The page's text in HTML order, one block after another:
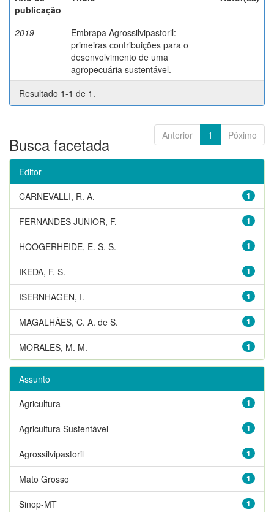
publicação
2019
Embrapa Agrossilvipastoril:
primeiras contribuições para o
desenvolvimento de uma
agropecuária sustentável.
-
Resultado 1-1 de 1.
Anterior 1 Póximo
Busca facetada
Editor
1
CARNEVALLI, R. A.
1
FERNANDES JUNIOR, F.
1
HOOGERHEIDE, E. S. S.
1
IKEDA, F. S.
1
ISERNHAGEN, I.
1
MAGALHÃES, C. A. de S.
1
MORALES, M. M.
Assunto
1
Agricultura
1
Agricultura Sustentável
1
Agrossilvipastoril
1
Mato Grosso
1
Sinop-MT